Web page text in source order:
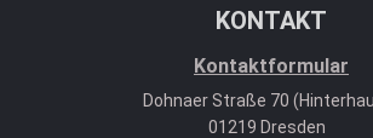
KONTAKT
Kontaktformular
Dohnaer Straße 70
01219 Dresden